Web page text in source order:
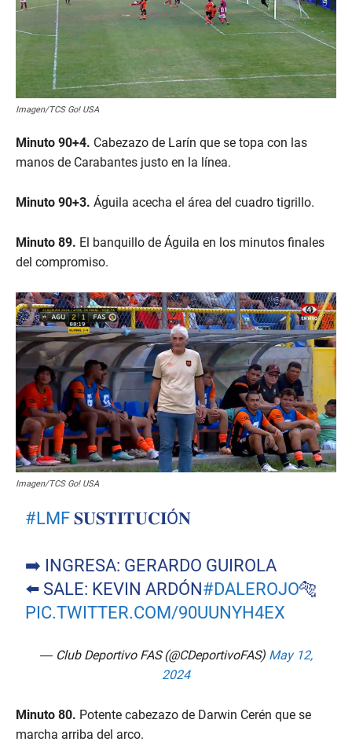
Imagen/TCS Go! USA
Minuto 90+4. Cabezazo de Larín que se topa con las
manos de Carabantes justo en la línea.
Minuto 90+3. Águila acecha el área del cuadro tigrillo.
Minuto 89. El banquillo de Águila en los minutos finales
del compromiso.
Imagen/TCS Go! USA
#LMF 𝐒𝐔𝐒𝐓𝐈𝐓𝐔𝐂𝐈Ó𝐍
➡️ INGRESA: GERARDO GUIROLA
⬅️ SALE: KEVIN ARDÓN #DALEROJO🐅
PIC.TWITTER.COM/90UUNYH4EX
— Club Deportivo FAS (@CDeportivoFAS) May 12,
2024
Minuto 80. Potente cabezazo de Darwin Cerén que se
marcha arriba del arco.